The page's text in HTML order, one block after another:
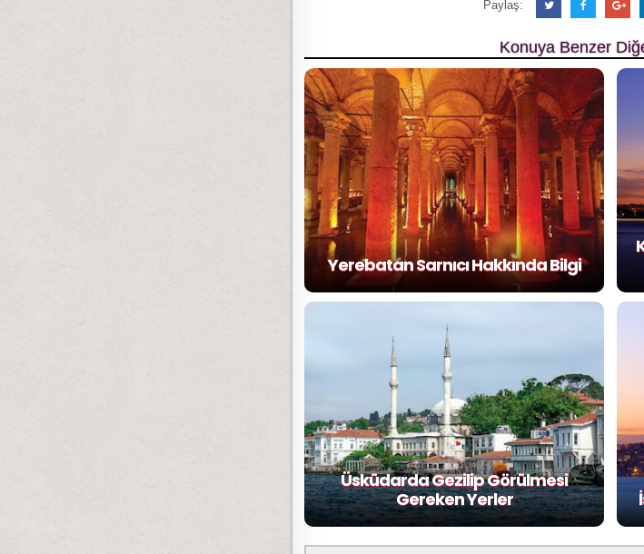
Paylaş:
Konuya Benzer
Yerebatan Sarnıcı Hakkında Bilgi
Üsküdarda Gezilip Görülmesi
Gereken Yerler